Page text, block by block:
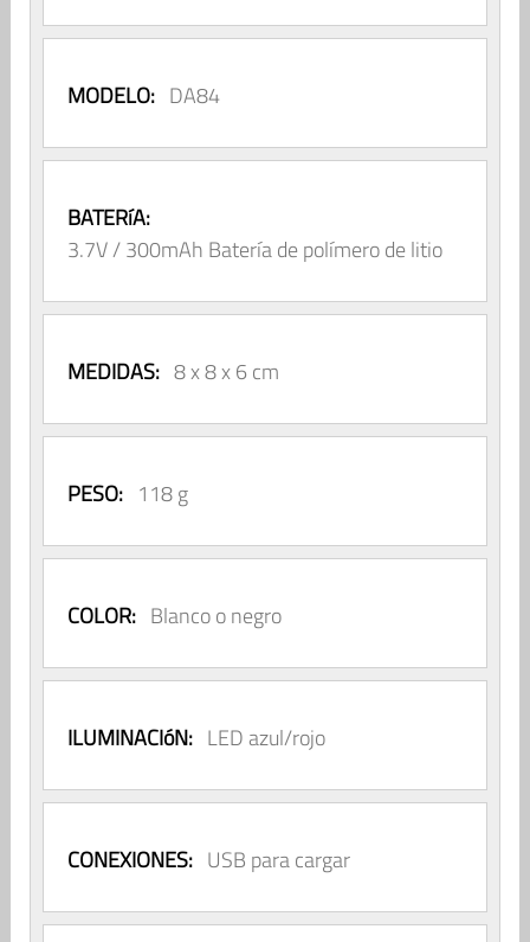
MODELO: DA84
BATERíA:
3.7V / 300mAh Batería de polímero de litio
MEDIDAS: 8 x 8 x 6 cm
PESO: 118 g
COLOR: Blanco o negro
ILUMINACIóN: LED azul/rojo
CONEXIONES: USB para cargar